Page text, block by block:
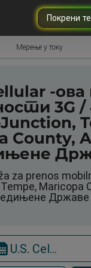
Покрени
Мерење у току
-
3G /
County,
za prenos
Maricopa
Државе
U.S. Cellular